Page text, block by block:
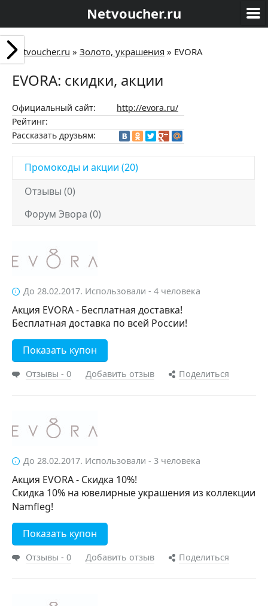
Netvoucher.ru
Netvoucher.ru » Золото, украшения » EVORA
EVORA: скидки, акции
Официальный сайт:
http://evora.ru/
Рейтинг:
Рассказать друзьям:
Промокоды и акции (20)
Отзывы (0)
Форум Эвора (0)
До 28.02.2017. Использовали - 4 человека
Акция EVORA - Бесплатная доставка!
Бесплатная доставка по всей России!
Показать купон
Отзывы - 0 Добавить отзыв Поделиться
До 28.02.2017. Использовали - 3 человека
Акция EVORA - Скидка 10%!
Скидка 10% на ювелирные украшения из коллекции
Namfleg!
Показать купон
Отзывы - 0 Добавить отзыв Поделиться